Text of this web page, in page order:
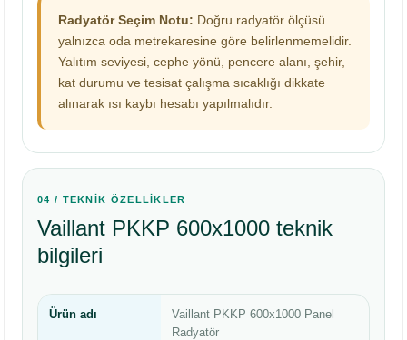
Radyatör Seçim Notu: Doğru radyatör ölçüsü
yalnızca oda metrekaresine göre belirlenmemelidir.
Yalıtım seviyesi, cephe yönü, pencere alanı, şehir,
kat durumu ve tesisat çalışma sıcaklığı dikkate
alınarak ısı kaybı hesabı yapılmalıdır.
04 / TEKNİK ÖZELLİKLER
Vaillant PKKP 600x1000 teknik
bilgileri
Ürün adı
Vaillant PKKP 600x1000 Panel
Radyatör